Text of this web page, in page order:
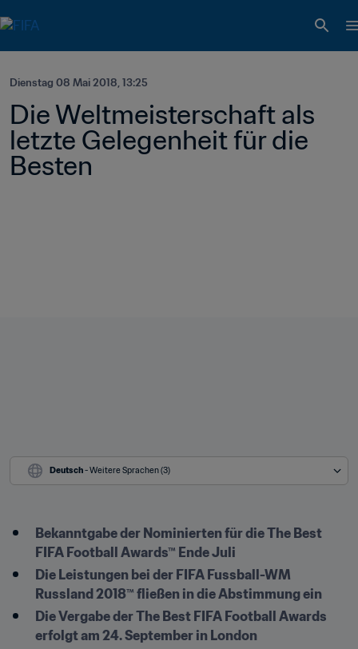
Dienstag 08 Mai 2018, 13:25
Die Weltmeisterschaft als
letzte Gelegenheit für die
Besten
Deutsch - Weitere Sprachen (3)
Bekanntgabe der Nominierten für die The Best
FIFA Football Awards™ Ende Juli
Die Leistungen bei der FIFA Fussball-WM
Russland 2018™ fließen in die Abstimmung ein
Die Vergabe der The Best FIFA Football Awards
erfolgt am 24. September in London